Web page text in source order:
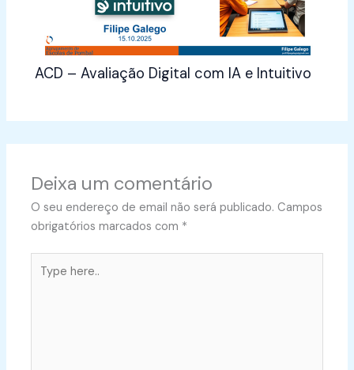
ACD – Avaliação Digital com IA e Intuitivo
Deixa um comentário
O seu endereço de email não será publicado. Campos
obrigatórios marcados com *
here..